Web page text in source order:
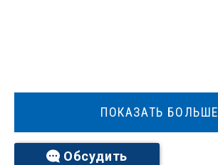
ПОКАЗАТЬ БОЛЬШЕ
Обсудить